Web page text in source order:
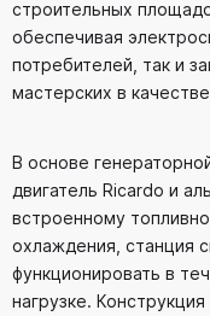
строительных
обеспечивая
потребителей, так и
мастерских в
В основе
двигатель Ricardo и
встроенному
охлаждения, станция
функционировать в
нагрузке.